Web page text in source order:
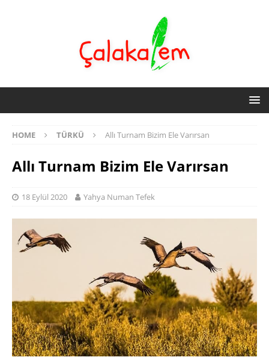
HOME TÜRKÜ Allı Turnam Bizim Ele Varırsan
Allı Turnam Bizim Ele Varırsan
18 Eylül 2020 Yahya Numan Tefek